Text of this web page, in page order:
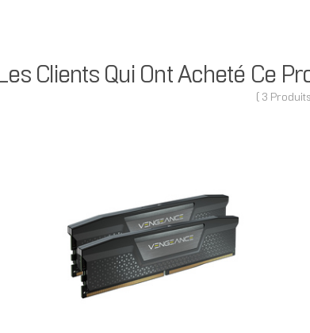
Les Clients Qui Ont Acheté Ce
( 3